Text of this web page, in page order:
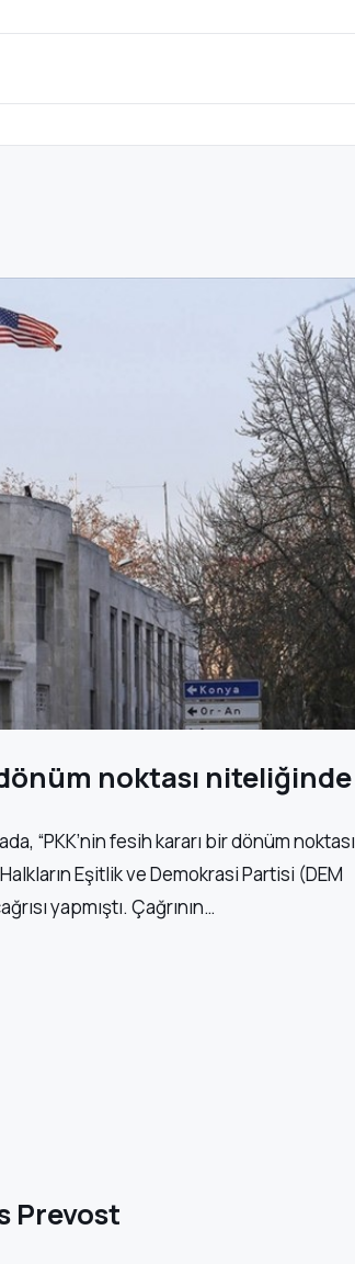
dönüm noktası niteliğinde
“PKK’nin fesih kararı bir dönüm noktası
Eşitlik ve Demokrasi Partisi (DEM
yapmıştı. Çağrının…
Prevost